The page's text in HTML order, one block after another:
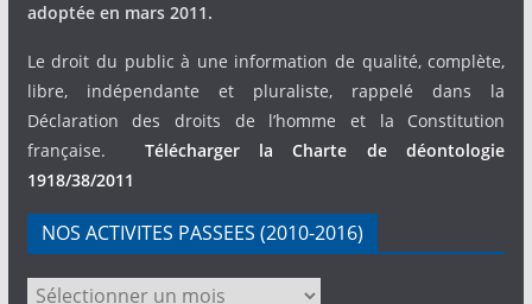
adoptée en mars 2011.
Le droit du public à une information de qualité, complète,
libre, indépendante et pluraliste, rappelé dans la
Déclaration des droits de l’homme et la Constitution
française. Télécharger la Charte de déontologie
1918/38/2011
NOS ACTIVITES PASSEES (2010-2016)
NOS